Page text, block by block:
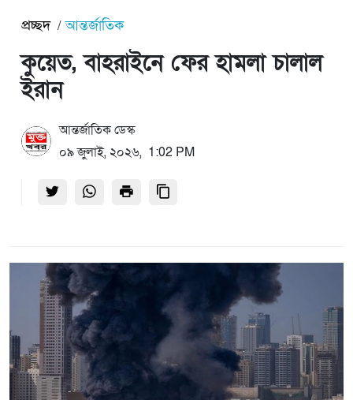
প্রচ্ছদ আন্তর্জাতিক
কুয়েত, বাহরাইনে ফের হামলা চালাল
ইরান
আন্তর্জাতিক ডেস্ক
০৯ জুলাই, ২০২৬, 1:02 PM